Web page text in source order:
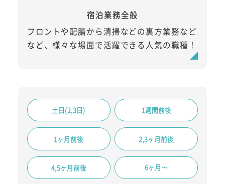
宿泊業務全般
フロントや配膳から清掃などの裏方業務など
など、様々な場面で活躍できる人気の職種！
土日(2,3日) 1週間前後
1ヶ月前後 2,3ヶ月前後
4,5ヶ月前後 6ヶ月〜